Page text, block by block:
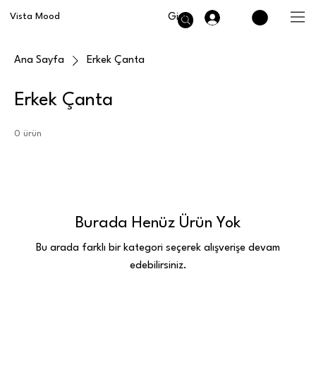
Vista Mood Giriş
Ana Sayfa Erkek Çanta
Erkek Çanta
0 ürün
Burada Henüz Ürün Yok
Bu arada farklı bir kategori seçerek alışverişe devam
edebilirsiniz.